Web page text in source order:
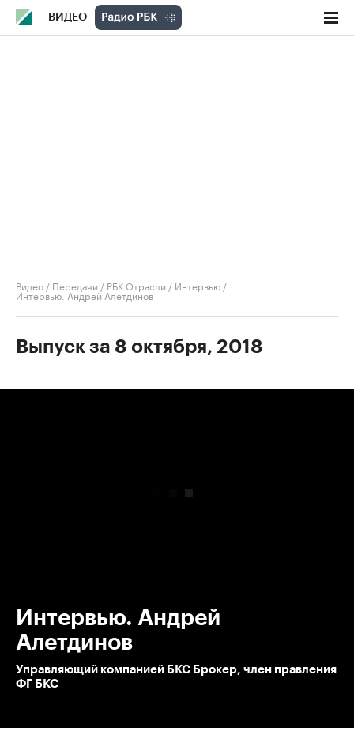
ВИДЕО
Видео / Передачи / РБК Отрасли / Интервью /
Интервью. Андрей Алетдинов
Выпуск за 8 октября, 2018
Интервью. Андрей
Алетдинов
Управляющий компанией БКС Брокер, член правления
ФГ БКС